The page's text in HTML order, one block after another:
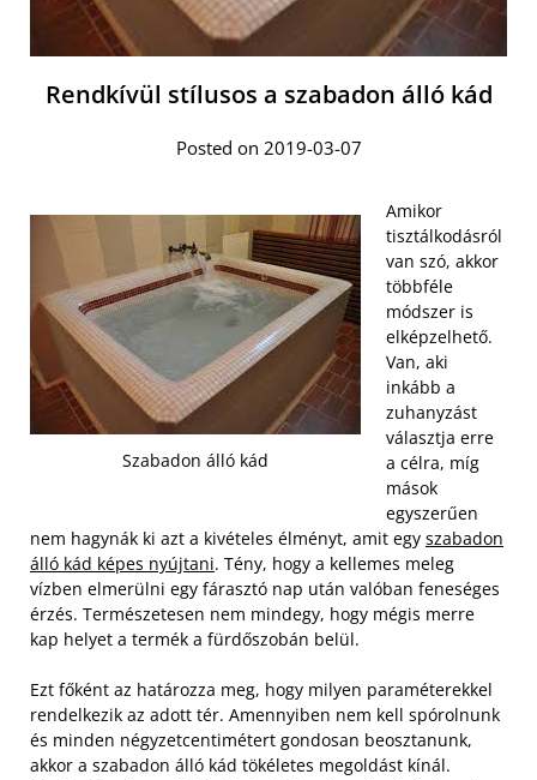
Rendkívül stílusos a szabadon álló kád
Posted on 2019-03-07
Szabadon álló kád
Amikor
tisztálkodásról
van szó, akkor
többféle
módszer is
elképzelhető.
Van, aki
inkább a
zuhanyzást
választja erre
a célra, míg
mások
egyszerűen
nem hagynák ki azt a kivételes élményt, amit egy szabadon
álló kád képes nyújtani. Tény, hogy a kellemes meleg
vízben elmerülni egy fárasztó nap után valóban feneséges
érzés. Természetesen nem mindegy, hogy mégis merre
kap helyet a termék a fürdőszobán belül.
Ezt főként az határozza meg, hogy milyen paraméterekkel
rendelkezik az adott tér. Amennyiben nem kell spórolnunk
és minden négyzetcentimétert gondosan beosztanunk,
akkor a szabadon álló kád tökéletes megoldást kínál.